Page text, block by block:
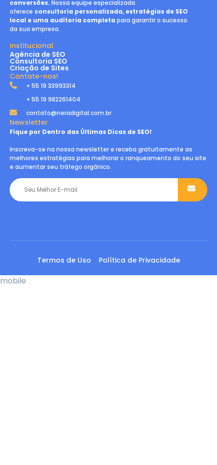
conversões. Nossa equipe especializada
oferece consultoria personalizada, estratégias de SEO
local e uma auditoria completa para garantir o sucesso
da sua empresa.
Institucional
Agência de SEO
Consultoria SEO
Criação de Sites
Contate-nos!
+ 55 19 33993314
+ 55 19 982261404
contato@neradigital.com.br
Newsletter
Fique por Dentro das Últimas Dicas de SEO!
Inscreva-se na nossa newsletter e receba gratuitamente as
melhores estratégias para melhorar o ranqueamento do seu site
e aumentar seu tráfego orgânico.
Termos de Uso Política de Privacidade